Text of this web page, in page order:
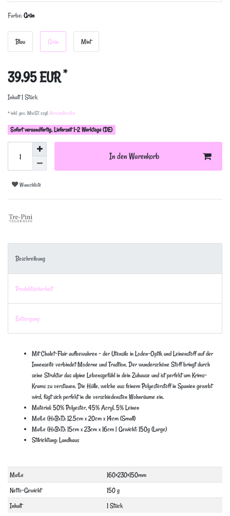
Farbe:Grün
Blau Grün Mint
39,95 EUR*
Inhalt1Stück
* inkl. ges. MwSt. zzgl.Versandkosten
Sofort versandfertig, Lieferzeit 1-2 Werktage (DE)
In den Warenkorb
Wunschliste
Beschreibung
Produktsicherheit
Entsorgung
Mit Chalet-Flair aufbewahren - der Utensilo in Loden-Optik und Leinenstoff auf der
Innenseite verbindet Moderne und Tradtion. Der wunderschöne Stoff bringt durch
seine Struktur das alpine Lebensgefühl in dein Zuhause und ist perfekt um Krims-
Krams zu verstauen. Die Hülle, welche aus feinem Polyesterstoff in Spanien gewebt
wird, fügt sich perfekt in die verschiedensten Wohnräume ein.
Material: 50% Polyester, 45% Acryl, 5% Leinen
Maße (HxBxT): 12.5cm x 20cm x 14cm (Small)
Maße (HxBxT): 15cm x 23cm x 16cm | Gewicht: 150g (Large)
Stilrichtung: Landhaus
Technisches
Merkmal
Wert
Maße
160×230×150mm
Netto-Gewicht
150 g
Inhalt
1 Stück